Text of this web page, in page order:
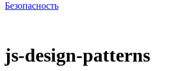
Безопасность
js-design-patterns